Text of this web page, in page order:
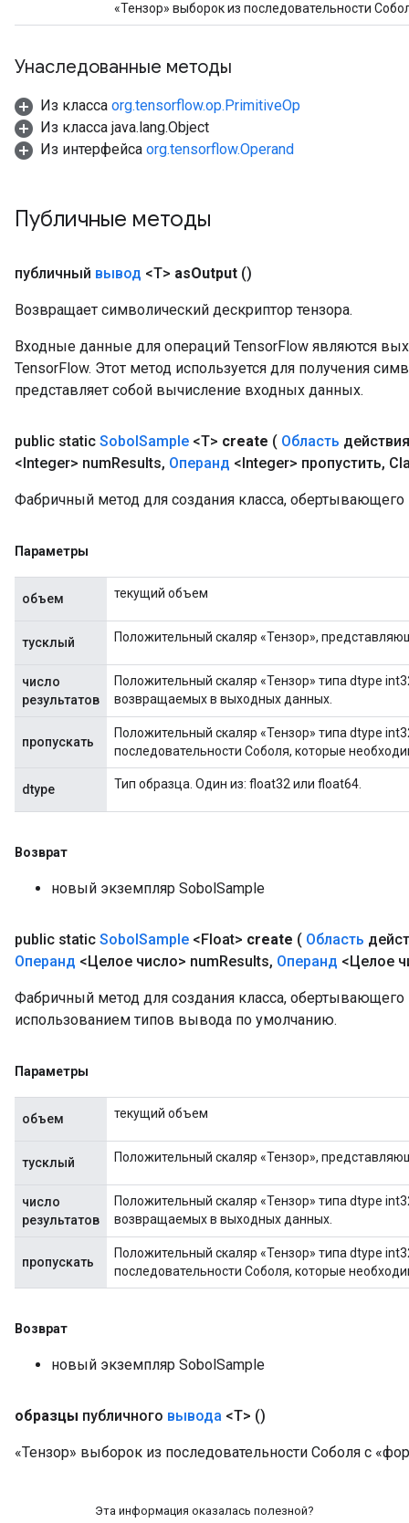
«Тензор» выборок из последовательности
Унаследованные методы
Из класса org.tensorflow.op.PrimitiveOp
Из класса java.lang.Object
Из интерфейса org.tensorflow.Operand
Публичные методы
публичный вывод <T> asOutput ()
Возвращает символический дескриптор тензора.
Входные данные для операций TensorFlow являются
TensorFlow. Этот метод используется для получения
представляет собой вычисление входных данных.
public static SobolSample <T> create ( Область действия
<Integer> numResults, Операнд <Integer> пропустить,
Фабричный метод для создания класса,
Параметры
объем текущий объем
тусклый Положительный скаляр «Тензор»,
число
результатов
Положительный скаляр «Тензор» типа dtype
возвращаемых в выходных данных.
пропускать
Положительный скаляр «Тензор» типа dtype
последовательности Соболя, которые
dtype Тип образца. Один из: float32 или float64.
Возврат
новый экземпляр SobolSample
public static SobolSample <Float> create ( Область
Операнд <Целое число> numResults, Операнд <Целое
Фабричный метод для создания класса,
использованием типов вывода по умолчанию.
Параметры
объем текущий объем
тусклый Положительный скаляр «Тензор»,
число
результатов
Положительный скаляр «Тензор» типа dtype
возвращаемых в выходных данных.
пропускать
Положительный скаляр «Тензор» типа dtype
последовательности Соболя, которые
Возврат
новый экземпляр SobolSample
образцы публичного вывода <T> ()
«Тензор» выборок из последовательности Соболя с
Эта информация оказалась полезной?